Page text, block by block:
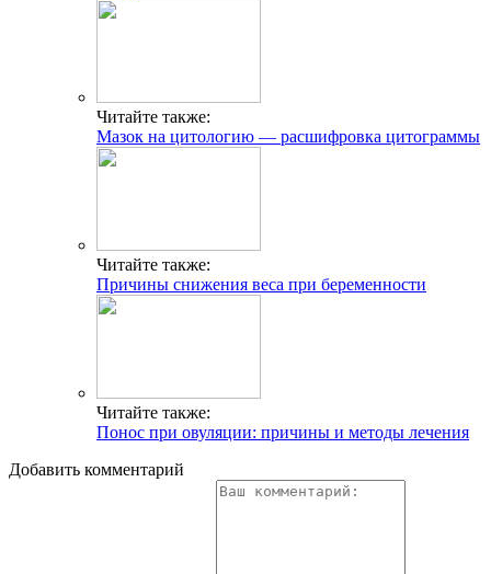
Читайте также:
Мазок на цитологию — расшифровка цитограммы
Читайте также:
Причины снижения веса при беременности
Читайте также:
Понос при овуляции: причины и методы лечения
Добавить комментарий